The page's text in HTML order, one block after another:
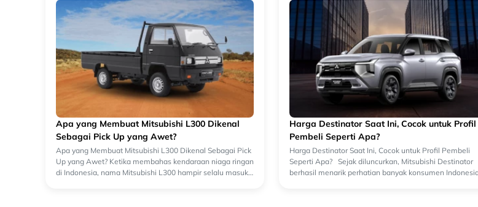
Apa yang Membuat Mitsubishi L300 Dikenal
Sebagai Pick Up yang Awet?
Apa yang Membuat Mitsubishi L300 Dikenal Sebagai Pick
Up yang Awet? Ketika membahas kendaraan niaga ringan
di Indonesia, nama Mitsubishi L300 hampir selalu masuk
Harga Destinator Saat Ini, Cocok untuk Profil
Pembeli Seperti Apa?
Harga Destinator Saat Ini, Cocok untuk Profil Pembeli
Seperti Apa? Sejak diluncurkan, Mitsubishi Destinator
berhasil menarik perhatian banyak konsumen